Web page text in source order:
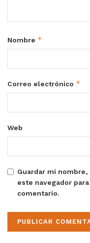
Nombre *
Correo electrónico *
Web
Guardar mi
este navegador
comentario.